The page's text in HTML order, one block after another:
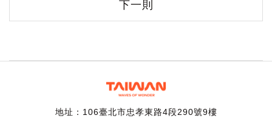
下一則
地址：106臺北市忠孝東路4段290號9樓